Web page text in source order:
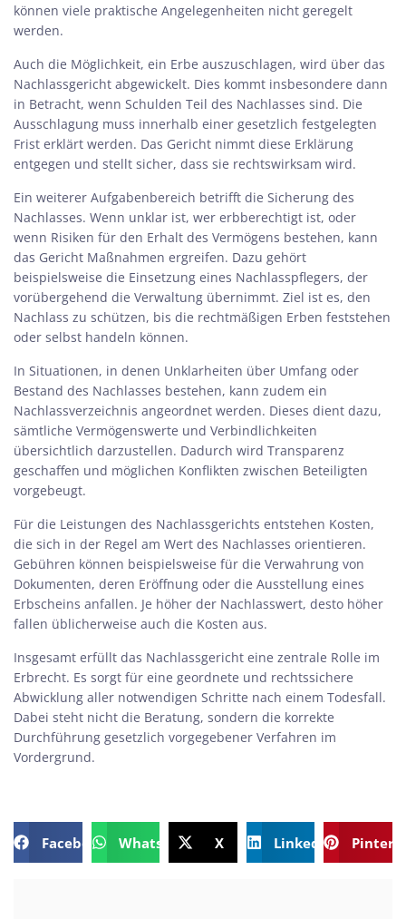
können viele praktische Angelegenheiten nicht geregelt
werden.
Auch die Möglichkeit, ein Erbe auszuschlagen, wird über das
Nachlassgericht abgewickelt. Dies kommt insbesondere dann
in Betracht, wenn Schulden Teil des Nachlasses sind. Die
Ausschlagung muss innerhalb einer gesetzlich festgelegten
Frist erklärt werden. Das Gericht nimmt diese Erklärung
entgegen und stellt sicher, dass sie rechtswirksam wird.
Ein weiterer Aufgabenbereich betrifft die Sicherung des
Nachlasses. Wenn unklar ist, wer erbberechtigt ist, oder
wenn Risiken für den Erhalt des Vermögens bestehen, kann
das Gericht Maßnahmen ergreifen. Dazu gehört
beispielsweise die Einsetzung eines Nachlasspflegers, der
vorübergehend die Verwaltung übernimmt. Ziel ist es, den
Nachlass zu schützen, bis die rechtmäßigen Erben feststehen
oder selbst handeln können.
In Situationen, in denen Unklarheiten über Umfang oder
Bestand des Nachlasses bestehen, kann zudem ein
Nachlassverzeichnis angeordnet werden. Dieses dient dazu,
sämtliche Vermögenswerte und Verbindlichkeiten
übersichtlich darzustellen. Dadurch wird Transparenz
geschaffen und möglichen Konflikten zwischen Beteiligten
vorgebeugt.
Für die Leistungen des Nachlassgerichts entstehen Kosten,
die sich in der Regel am Wert des Nachlasses orientieren.
Gebühren können beispielsweise für die Verwahrung von
Dokumenten, deren Eröffnung oder die Ausstellung eines
Erbscheins anfallen. Je höher der Nachlasswert, desto höher
fallen üblicherweise auch die Kosten aus.
Insgesamt erfüllt das Nachlassgericht eine zentrale Rolle im
Erbrecht. Es sorgt für eine geordnete und rechtssichere
Abwicklung aller notwendigen Schritte nach einem Todesfall.
Dabei steht nicht die Beratung, sondern die korrekte
Durchführung gesetzlich vorgegebener Verfahren im
Vordergrund.
Facebook WhatsApp X LinkedIn